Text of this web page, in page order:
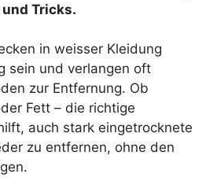
Tricks.
in weisser Kleidung
sein und verlangen oft
zur Entfernung. Ob
Fett – die richtige
auch stark eingetrocknete
zu entfernen, ohne den